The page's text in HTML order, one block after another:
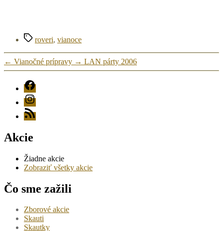
Značky
roveri, vianoce
← Vianočné prípravy → LAN párty 2006
FB
Instagram
RSS
Akcie
Žiadne akcie
Zobraziť všetky akcie
Čo sme zažili
Zborové akcie
Skauti
Skautky